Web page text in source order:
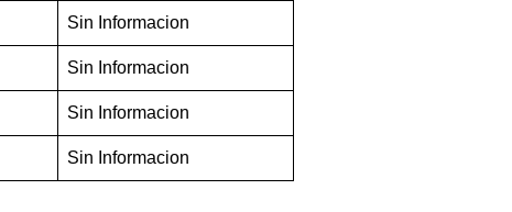
Sin Informacion
Sin Informacion
Sin Informacion
Sin Informacion